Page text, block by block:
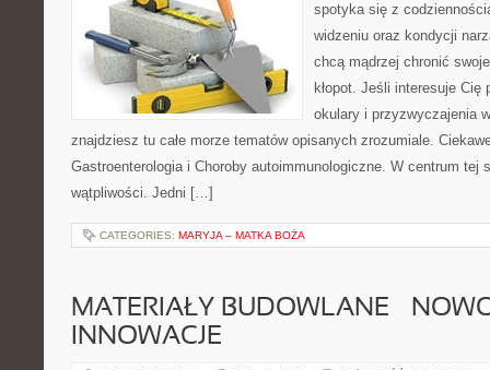
spotyka się z
widzeniu oraz kondycji
chcą mądrzej chronić
kłopot. Jeśli interesuje
okulary i przyzwyczajenia
znajdziesz tu całe morze tematów opisanych zrozumiale.
Gastroenterologia i Choroby autoimmunologiczne. W centrum tej
wątpliwości. Jedni […]
CATEGORIES: MARYJA – MATKA BOŻA
MATERIAŁY BUDOWLANE –
INNOWACJE